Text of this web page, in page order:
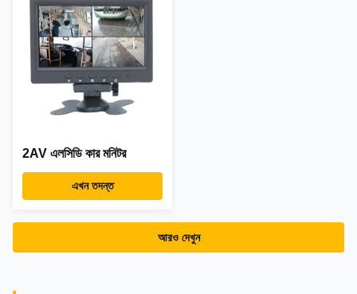
2AV এলসিডি কার মনিটর
এখন তদন্ত
আরও দেখুন